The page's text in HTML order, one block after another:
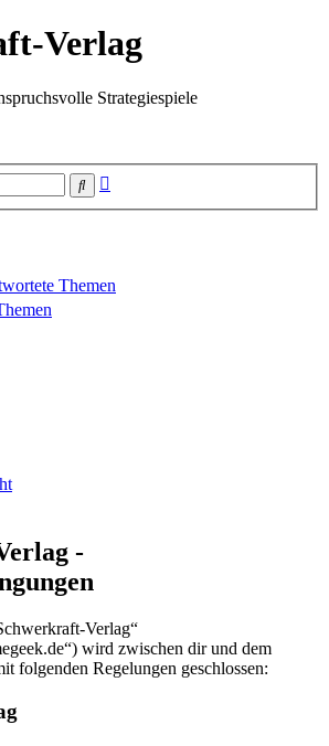
Verlag
Strategiespiele
Suche
Themen
-
Verlag“
wird zwischen dir und dem
folgenden Regelungen geschlossen: